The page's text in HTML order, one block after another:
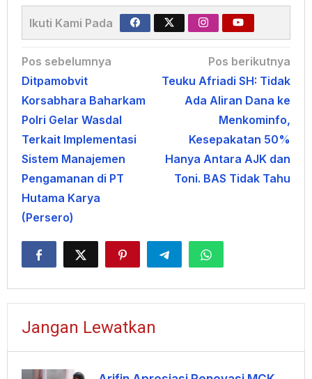
Ikuti Kami Pada
Navigasi
pos
Pos sebelumnya
Ditpamobvit
Korsabhara Baharkam
Polri Gelar Wasdal
Terkait Implementasi
Sistem Manajemen
Pengamanan di PT
Hutama Karya
(Persero)
Pos berikutnya
Teuku Afriadi SH: Tidak
Ada Aliran Dana ke
Menkominfo,
Kesepakatan 50%
Hanya Antara AJK dan
Toni. BAS Tidak Tahu
Jangan Lewatkan